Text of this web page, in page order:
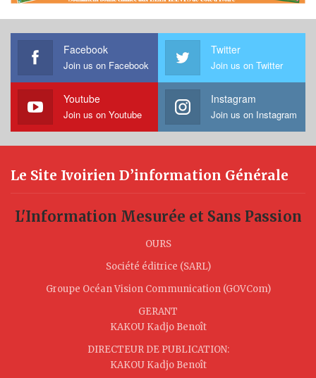
Facebook
Join us on Facebook
Twitter
Join us on Twitter
Youtube
Join us on Youtube
Instagram
Join us on Instagram
Le Site Ivoirien D’information Générale
L'Information Mesurée et Sans Passion
OURS
Société éditrice (SARL)
Groupe Océan Vision Communication (GOVCom)
GERANT
KAKOU Kadjo Benoît
DIRECTEUR DE PUBLICATION:
KAKOU Kadjo Benoît